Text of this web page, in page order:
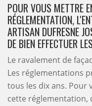
POUR VOUS METTRE
RÉGLEMENTATION,
ARTISAN DUFRESNE
DE BIEN EFFECTUER
Le ravalement de
Les réglementations
tous les dix ans. Pour
cette réglementation,